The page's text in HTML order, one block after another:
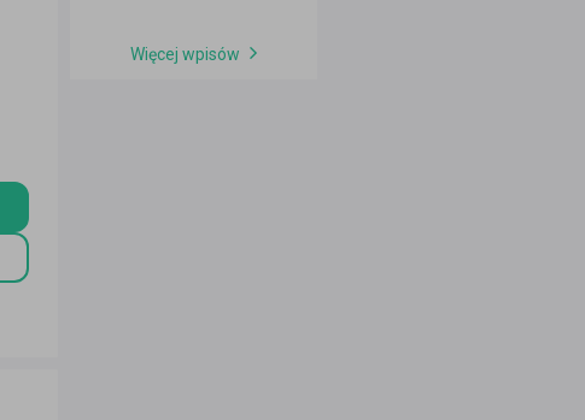
Więcej wpisów